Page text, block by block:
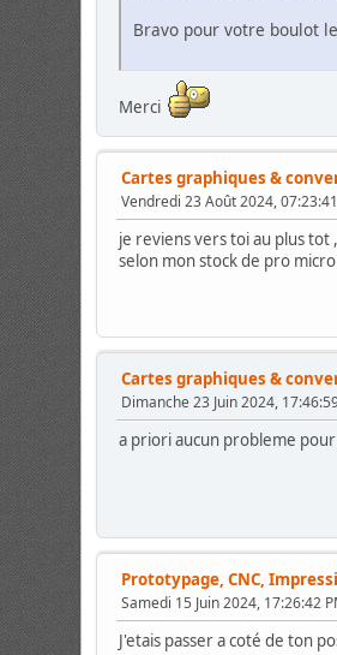
Bravo pour votre boulot
Merci
Cartes graphiques &
Vendredi 23 Août 2024,
je reviens vers toi au plus
selon mon stock de pro
Cartes graphiques &
Dimanche 23 Juin 2024,
a priori aucun probleme
Prototypage, CNC,
Samedi 15 Juin 2024, 17:26:42
J'etais passer a coté de ton